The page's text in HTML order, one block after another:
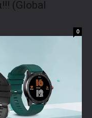
(Global
0